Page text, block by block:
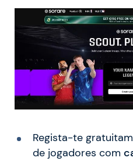
Regista-te
de jogadores com